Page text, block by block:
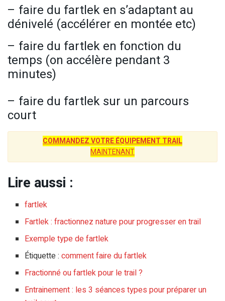
– faire du fartlek en s’adaptant au
dénivelé (accélérer en montée etc)
– faire du fartlek en fonction du
temps (on accélère pendant 3
minutes)
– faire du fartlek sur un parcours
court
COMMANDEZ VOTRE ÉQUIPEMENT TRAIL
MAINTENANT
Lire aussi :
fartlek
Fartlek : fractionnez nature pour progresser en trail
Exemple type de fartlek
Étiquette :comment faire du fartlek
Fractionné ou fartlek pour le trail ?
Entrainement : les 3 séances types pour préparer un